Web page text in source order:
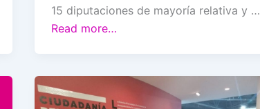
15 diputaciones de mayoría relativa y …
Read more…